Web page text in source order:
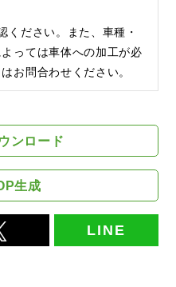
ください。また、車種・
っては車体への加工が必
お問合わせください。
ンロード
生成
LINE